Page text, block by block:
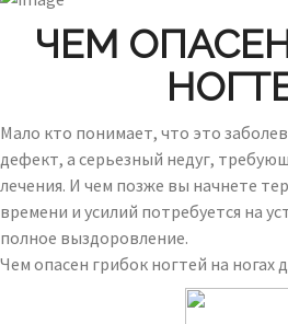
ЧЕМ
Мало кто понимает, что это
дефект, а серьезный недуг,
лечения. И чем позже вы начнете
времени и усилий потребуется на
полное выздоровление.
Чем опасен грибок ногтей на ногах